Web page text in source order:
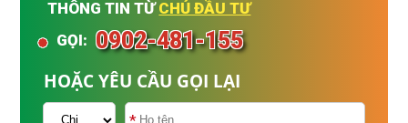
THÔNG TIN TỪCHỦ ĐẦU TƯ
GỌI: 0902-481-155
HOẶC YÊU CẦU GỌI LẠI